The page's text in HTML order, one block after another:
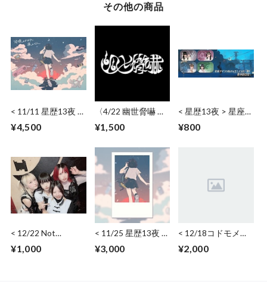
その他の商品
< 11/11 星歴13夜 >
（日付・サイン）
¥4,500
〈4/22 幽世脅嚇 〉
サイン)
¥1,500
< 星歴13夜 > 星座ア
¥800
< 12/22 Not
>LIVE後、写メデー
¥1,000
< 11/25 星歴13夜 >
付・サイン･コメン
¥3,000
< 12/18コドモメン
（日付・サイン・コ
¥2,000